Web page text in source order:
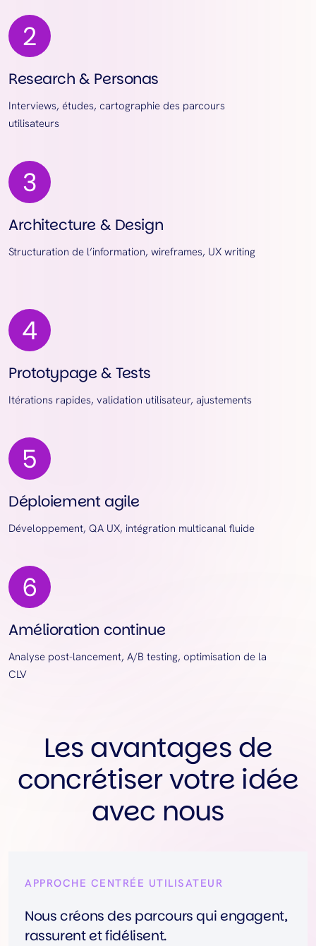
Research & Personas
Interviews, études, cartographie des parcours
utilisateurs
Architecture & Design
Structuration de l’information, wireframes, UX writing
Prototypage & Tests
Itérations rapides, validation utilisateur, ajustements
Déploiement agile
Développement, QA UX, intégration multicanal fluide
Amélioration continue
Analyse post-lancement, A/B testing, optimisation de la
CLV
Les avantages de
concrétiser votre idée
avec nous
APPROCHE CENTRÉE UTILISATEUR
Nous créons des parcours qui engagent,
rassurent et fidélisent.